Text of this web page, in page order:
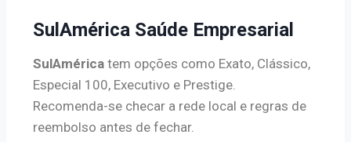
SulAmérica Saúde Empresarial
SulAmérica tem opções como Exato, Clássico,
Especial 100, Executivo e Prestige.
Recomenda-se checar a rede local e regras de
reembolso antes de fechar.